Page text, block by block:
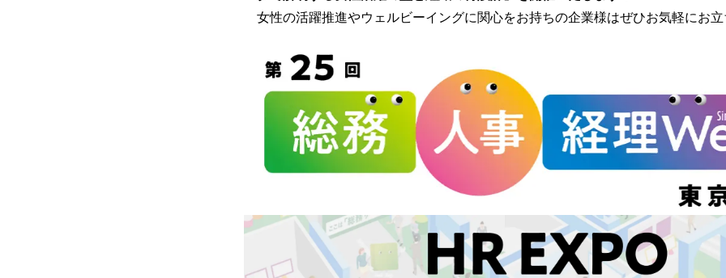
女性の活躍推進やウェルビーイングに関心をお持ちの企業様はぜひお気軽にお